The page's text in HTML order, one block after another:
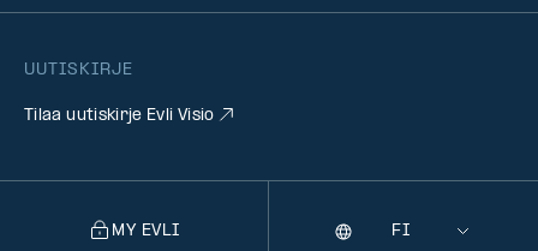
UUTISKIRJE
Tilaa uutiskirje Evli Visio
MY EVLI
Selecting
Kieli